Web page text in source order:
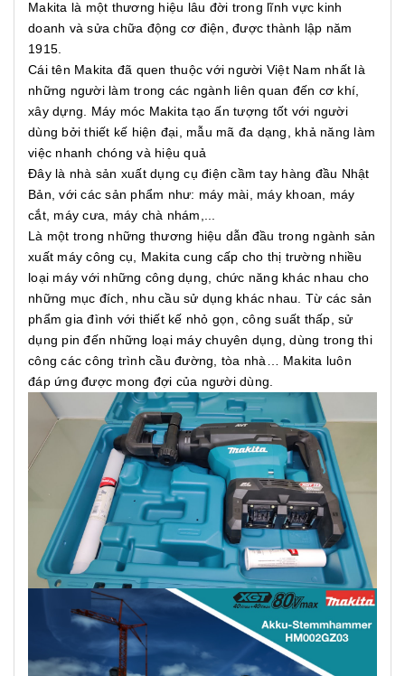
Makita là một thương hiệu lâu đời trong lĩnh vực kinh
doanh và sửa chữa động cơ điện, được thành lập năm
1915.
Cái tên Makita đã quen thuộc với người Việt Nam nhất là
những người làm trong các ngành liên quan đến cơ khí,
xây dựng. Máy móc Makita tạo ấn tượng tốt với người
dùng bởi thiết kế hiện đại, mẫu mã đa dạng, khả năng làm
việc nhanh chóng và hiệu quả
Đây là nhà sản xuất dụng cụ điện cầm tay hàng đầu Nhật
Bản, với các sản phẩm như: máy mài, máy khoan, máy
cắt, máy cưa, máy chà nhám,...
Là một trong những thương hiệu dẫn đầu trong ngành sản
xuất máy công cụ, Makita cung cấp cho thị trường nhiều
loại máy với những công dụng, chức năng khác nhau cho
những mục đích, nhu cầu sử dụng khác nhau. Từ các sản
phẩm gia đình với thiết kế nhỏ gọn, công suất thấp, sử
dụng pin đến những loại máy chuyên dụng, dùng trong thi
công các công trình cầu đường, tòa nhà… Makita luôn
đáp ứng được mong đợi của người dùng.